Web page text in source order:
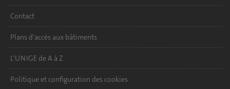
Contact
Plans d'accès aux bâtiments
L'UNIGE de A à Z
Politique et configuration des cookies